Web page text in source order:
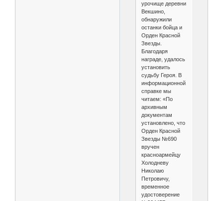
урочище деревни
Векшино,
обнаружили
останки бойца и
Орден Красной
Звезды.
Благодаря
награде, удалось
установить
судьбу Героя. В
информационной
справке мы
читаем: «По
архивным
документам
установлено, что
Орден Красной
Звезды №690
вручен
красноармейцу
Холодневу
Николаю
Петровичу,
временное
удостоверение